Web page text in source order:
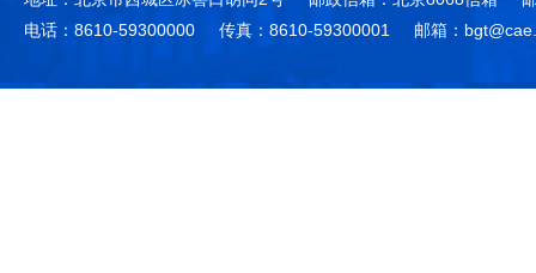
电话：8610-59300000
传真：8610-59300001 邮箱：